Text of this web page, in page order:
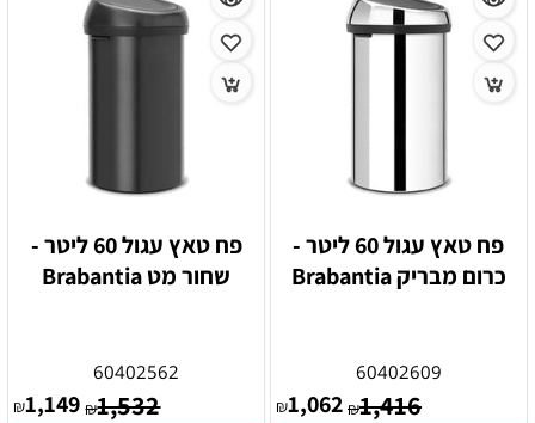
פח טאץ עגול 60 ליטר -
כרום מבריק Brabantia
60402609
₪1,416
₪1,062
פח טאץ עגול 60 ליטר -
שחור מט Brabantia
60402562
₪1,532
₪1,149